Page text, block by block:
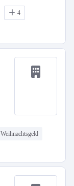
4
Weihnachtsgeld